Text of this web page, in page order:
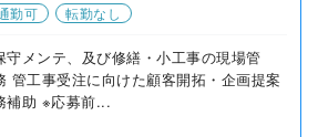
勤可 転勤なし
守メンテ、及び修繕・小工事の現場管
管工事受注に向けた顧客開拓・企画提案
補助 ※応募前...